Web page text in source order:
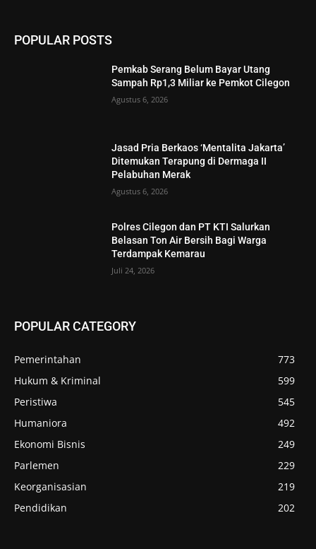
POPULAR POSTS
Pemkab Serang Belum Bayar Utang
Sampah Rp1,3 Miliar ke Pemkot Cilegon
Agustus 6, 2026
Jasad Pria Berkaos ‘Mentalita Jakarta’
Ditemukan Terapung di Dermaga II
Pelabuhan Merak
Agustus 6, 2026
Polres Cilegon dan PT KTI Salurkan
Belasan Ton Air Bersih Bagi Warga
Terdampak Kemarau
Juli 24, 2026
POPULAR CATEGORY
Pemerintahan
773
Hukum & Kriminal
599
Peristiwa
545
Humaniora
492
Ekonomi Bisnis
249
Parlemen
229
Keorganisasian
219
Pendidikan
202